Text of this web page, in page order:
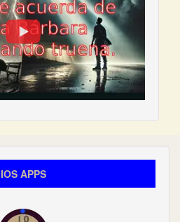
IOS APPS